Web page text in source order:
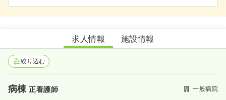
田園調布中央病院
求人情報 施設情報
絞り込む
病棟正看護師 一般病院